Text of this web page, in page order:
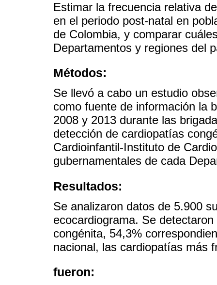
Estimar la frecuencia relativa
en el periodo post-natal en
de Colombia, y comparar
Departamentos y regiones del
Métodos:
Se llevó a cabo un estudio
como fuente de información la
2008 y 2013 durante las
detección de cardiopatías
Cardioinfantil-Instituto de
gubernamentales de cada
Resultados:
Se analizaron datos de 5.900
ecocardiograma. Se
congénita, 54,3%
nacional, las cardiopatías más
fueron: